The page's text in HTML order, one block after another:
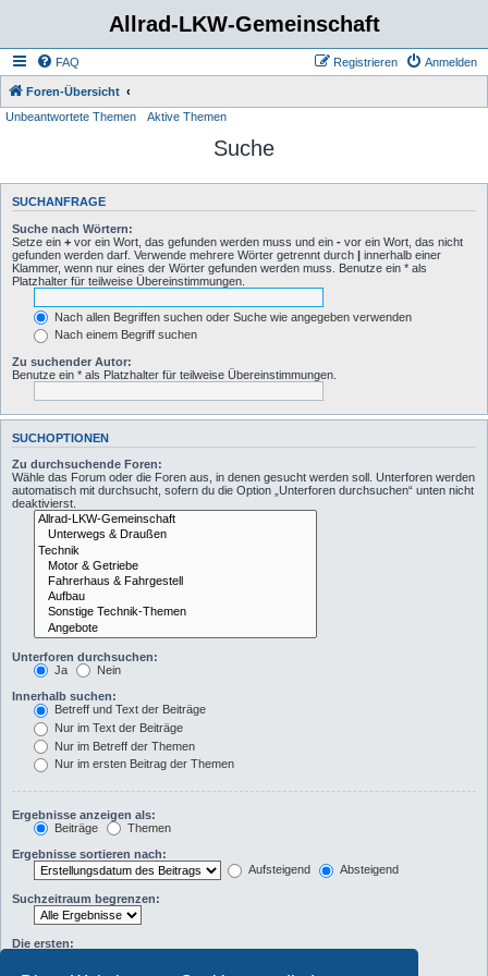
Allrad-LKW-Gemeinschaft
FAQ Anmelden
Registrieren
Foren-Übersicht
Unbeantwortete Themen
Aktive Themen
Suche
SUCHANFRAGE
Suche nach Wörtern:
Setze ein + vor ein Wort, das gefunden werden muss und ein - vor ein Wort, das nicht
gefunden werden darf. Verwende mehrere Wörter getrennt durch | innerhalb einer
Klammer, wenn nur eines der Wörter gefunden werden muss. Benutze ein * als
Platzhalter für teilweise Übereinstimmungen.
Nach allen Begriffen suchen oder Suche wie angegeben verwenden
Nach einem Begriff suchen
Zu suchender Autor:
Benutze ein * als Platzhalter für teilweise Übereinstimmungen.
SUCHOPTIONEN
Zu durchsuchende Foren:
Wähle das Forum oder die Foren aus, in denen gesucht werden soll. Unterforen werden
automatisch mit durchsucht, sofern du die Option „Unterforen durchsuchen“ unten nicht
deaktivierst.
Unterforen durchsuchen:
Ja
Nein
Innerhalb suchen:
Betreff und Text der Beiträge
Nur im Text der Beiträge
Nur im Betreff der Themen
Nur im ersten Beitrag der Themen
Ergebnisse anzeigen als:
Beiträge
Themen
Ergebnisse sortieren nach:
Aufsteigend
Absteigend
Suchzeitraum begrenzen:
Die ersten: